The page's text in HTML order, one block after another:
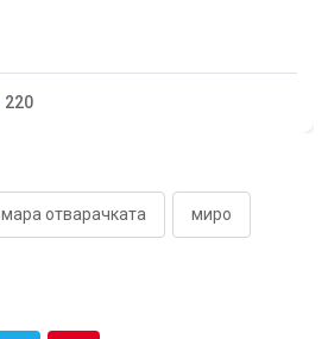
220
мара отварачката миро